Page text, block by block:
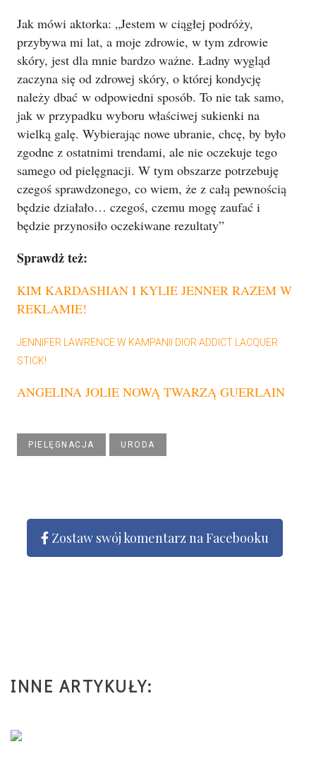
Jak mówi aktorka: „Jestem w ciągłej podróży,
przybywa mi lat, a moje zdrowie, w tym zdrowie
skóry, jest dla mnie bardzo ważne. Ładny wygląd
zaczyna się od zdrowej skóry, o której kondycję
należy dbać w odpowiedni sposób. To nie tak samo,
jak w przypadku wyboru właściwej sukienki na
wielką galę. Wybierając nowe ubranie, chcę, by było
zgodne z ostatnimi trendami, ale nie oczekuje tego
samego od pielęgnacji. W tym obszarze potrzebuję
czegoś sprawdzonego, co wiem, że z całą pewnością
będzie działało… czegoś, czemu mogę zaufać i
będzie przynosiło oczekiwane rezultaty”
Sprawdż też:
KIM KARDASHIAN I KYLIE JENNER RAZEM W
REKLAMIE!
JENNIFER LAWRENCE W KAMPANII DIOR ADDICT LACQUER
STICK!
ANGELINA JOLIE NOWĄ TWARZĄ GUERLAIN
PIELĘGNACJA URODA
Zostaw swój komentarz na Facebooku
INNE ARTYKUŁY: